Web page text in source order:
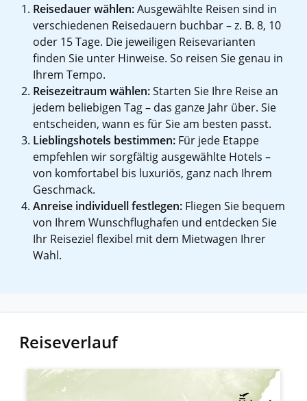
Reisedauer wählen:Ausgewählte Reisen sind in
verschiedenen Reisedauern buchbar – z. B. 8, 10
oder 15 Tage. Die jeweiligen Reisevarianten
finden Sie unter Hinweise. So reisen Sie genau in
Ihrem Tempo.
Reisezeitraum wählen:Starten Sie Ihre Reise an
jedem beliebigen Tag – das ganze Jahr über. Sie
entscheiden, wann es für Sie am besten passt.
Lieblingshotels bestimmen: Für jede Etappe
empfehlen wir sorgfältig ausgewählte Hotels –
von komfortabel bis luxuriös, ganz nach Ihrem
Geschmack.
Anreise individuell festlegen: Fliegen Sie bequem
von Ihrem Wunschflughafen und entdecken Sie
Ihr Reiseziel flexibel mit dem Mietwagen Ihrer
Wahl.
Reiseverlauf